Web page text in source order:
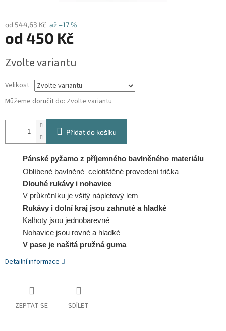
od 544,63 Kč až –17 %
od 450 Kč
cena:
Zvolte variantu
Velikost
Můžeme doručit do: Zvolte variantu
Přidat do košíku
Pánské pyžamo z příjemného bavlněného materiálu
Oblíbené bavlněné celotištěné provedení trička
Dlouhé rukávy i nohavice
V průkrčníku je všitý nápletový lem
Rukávy i dolní kraj jsou zahnuté a hladké
Kalhoty jsou jednobarevné
Nohavice jsou rovné a hladké
V pase je našitá pružná guma
Detailní informace
ZEPTAT SE SDÍLET